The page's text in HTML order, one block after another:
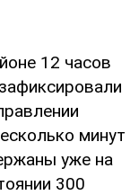
12 часов
минут
уже на
300